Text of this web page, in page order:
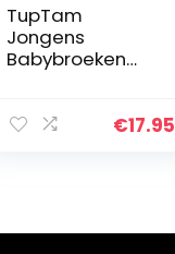
TupTam
Jongens
Babybroeken
€17.95